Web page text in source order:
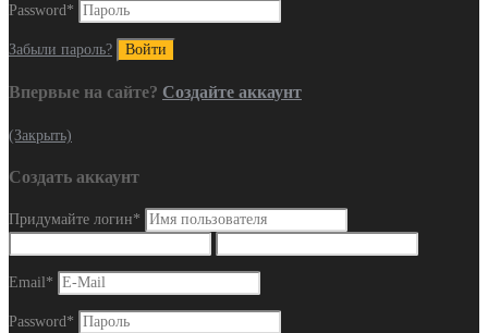
Password *
Забыли пароль?
Впервые на сайте? Создайте аккаунт
(Закрыть)
Создать аккаунт
Придумайте логин*
Email*
Password*